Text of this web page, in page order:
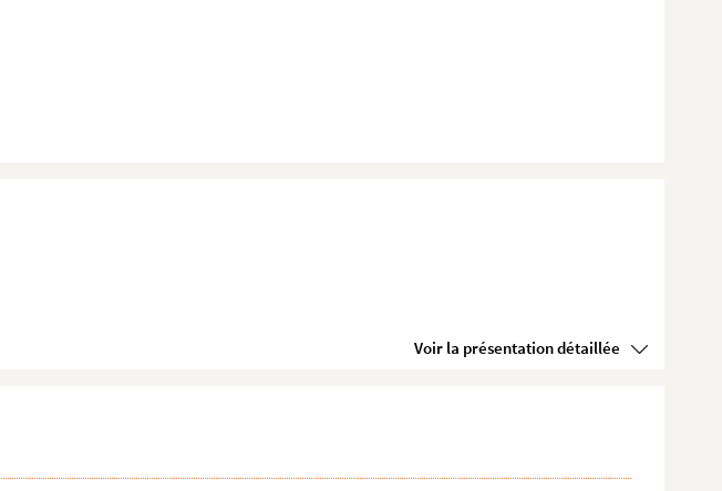
Voir la présentation détaillée